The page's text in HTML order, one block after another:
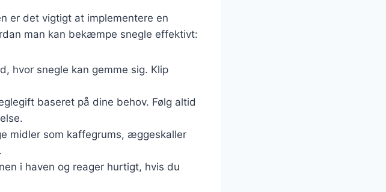
er det vigtigt at implementere en
man kan bekæmpe snegle effektivt:
hvor snegle kan gemme sig. Klip
baseret på dine behov. Følg altid
midler som kaffegrums, æggeskaller
i haven og reager hurtigt, hvis du